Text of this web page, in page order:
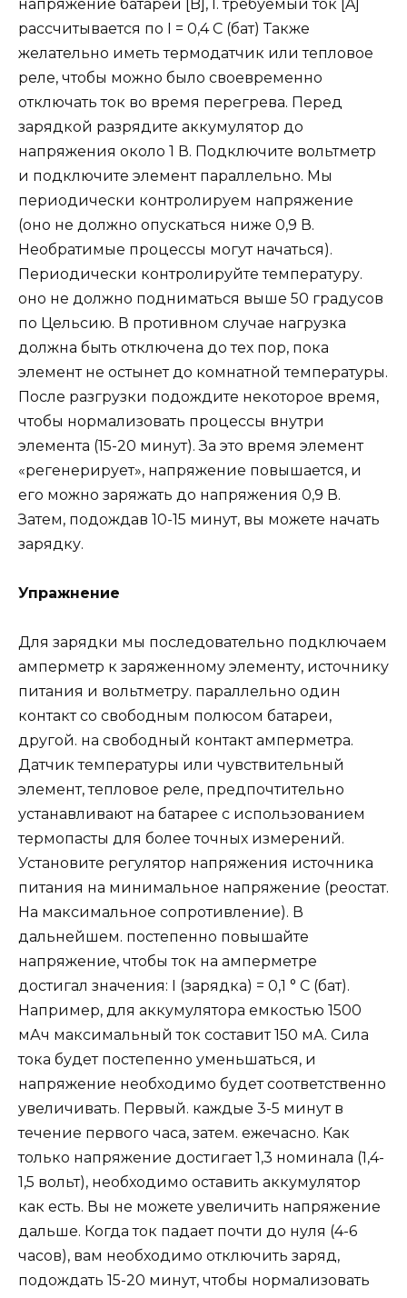
напряжение батареи [B], I. требуемый ток [A]
рассчитывается по I = 0,4 C (бат) Также
желательно иметь термодатчик или тепловое
реле, чтобы можно было своевременно
отключать ток во время перегрева. Перед
зарядкой разрядите аккумулятор до
напряжения около 1 В. Подключите вольтметр
и подключите элемент параллельно. Мы
периодически контролируем напряжение
(оно не должно опускаться ниже 0,9 В.
Необратимые процессы могут начаться).
Периодически контролируйте температуру.
оно не должно подниматься выше 50 градусов
по Цельсию. В противном случае нагрузка
должна быть отключена до тех пор, пока
элемент не остынет до комнатной температуры.
После разгрузки подождите некоторое время,
чтобы нормализовать процессы внутри
элемента (15-20 минут). За это время элемент
«регенерирует», напряжение повышается, и
его можно заряжать до напряжения 0,9 В.
Затем, подождав 10-15 минут, вы можете начать
зарядку.
Упражнение
Для зарядки мы последовательно подключаем
амперметр к заряженному элементу, источнику
питания и вольтметру. параллельно один
контакт со свободным полюсом батареи,
другой. на свободный контакт амперметра.
Датчик температуры или чувствительный
элемент, тепловое реле, предпочтительно
устанавливают на батарее с использованием
термопасты для более точных измерений.
Установите регулятор напряжения источника
питания на минимальное напряжение (реостат.
На максимальное сопротивление). В
дальнейшем. постепенно повышайте
напряжение, чтобы ток на амперметре
достигал значения: I (зарядка) = 0,1 ° C (бат).
Например, для аккумулятора емкостью 1500
мАч максимальный ток составит 150 мА. Сила
тока будет постепенно уменьшаться, и
напряжение необходимо будет соответственно
увеличивать. Первый. каждые 3-5 минут в
течение первого часа, затем. ежечасно. Как
только напряжение достигает 1,3 номинала (1,4-
1,5 вольт), необходимо оставить аккумулятор
как есть. Вы не можете увеличить напряжение
дальше. Когда ток падает почти до нуля (4-6
часов), вам необходимо отключить заряд,
подождать 15-20 минут, чтобы нормализовать